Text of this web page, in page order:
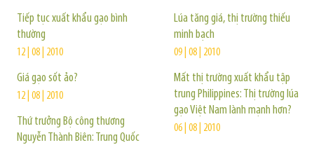
Tiếp tục xuất khẩu gạo bình
thường
12 | 08 | 2010
Giá gạo sốt ảo?
12 | 08 | 2010
Thứ trưởng Bộ công thương
Nguyễn Thành Biên: Trung Quốc
Lúa tăng giá, thị trường thiếu
minh bạch
09 | 08 | 2010
Mất thị trường xuất khẩu tập
trung Philippines: Thị trường lúa
gạo Việt Nam lành mạnh hơn?
06 | 08 | 2010